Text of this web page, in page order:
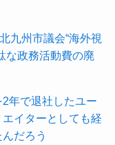
九州市議会“海外視
な政務活動費の廃
年で退社したユー
イターとしても経
だろう